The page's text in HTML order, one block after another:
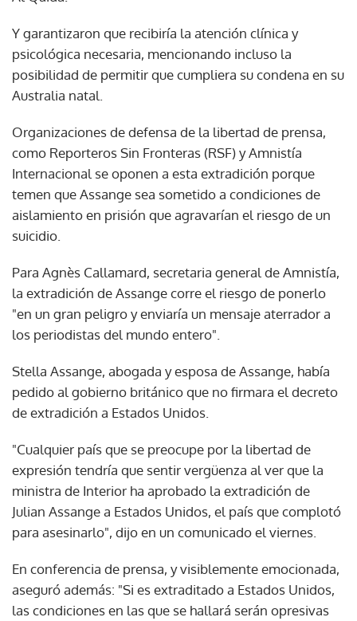
Y garantizaron que recibiría la atención clínica y
psicológica necesaria, mencionando incluso la
posibilidad de permitir que cumpliera su condena en su
Australia natal.
Organizaciones de defensa de la libertad de prensa,
como Reporteros Sin Fronteras (RSF) y Amnistía
Internacional se oponen a esta extradición porque
temen que Assange sea sometido a condiciones de
aislamiento en prisión que agravarían el riesgo de un
suicidio.
Para Agnès Callamard, secretaria general de Amnistía,
la extradición de Assange corre el riesgo de ponerlo
"en un gran peligro y enviaría un mensaje aterrador a
los periodistas del mundo entero".
Stella Assange, abogada y esposa de Assange, había
pedido al gobierno británico que no firmara el decreto
de extradición a Estados Unidos.
"Cualquier país que se preocupe por la libertad de
expresión tendría que sentir vergüenza al ver que la
ministra de Interior ha aprobado la extradición de
Julian Assange a Estados Unidos, el país que complotó
para asesinarlo", dijo en un comunicado el viernes.
En conferencia de prensa, y visiblemente emocionada,
aseguró además: "Si es extraditado a Estados Unidos,
las condiciones en las que se hallará serán opresivas